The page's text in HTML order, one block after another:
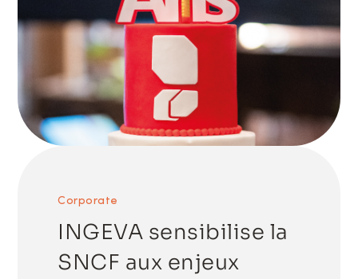
Corporate
INGEVA sensibilise la
SNCF aux enjeux